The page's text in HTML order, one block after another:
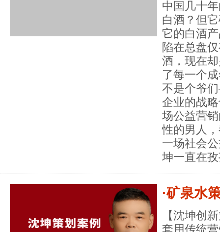
中国几十
白酒？但
它的白酒
陷在总盘
酒，现在
了每一个
不是个爷
企业的战
场公益营
性的男人
一场社会
坤一直在
·矿泉水
【沈坤创
套用传统